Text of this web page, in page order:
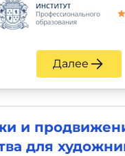
Далее
и
для